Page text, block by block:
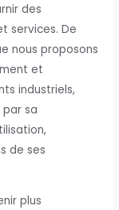
des
services. De
nous proposons
et
industriels,
sa
de ses
plus